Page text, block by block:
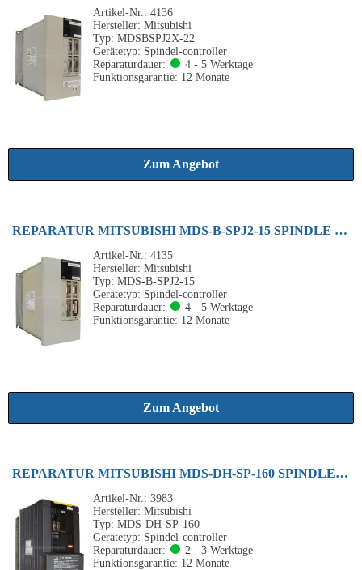
Artikel-Nr.: 4136
Hersteller: Mitsubishi
Typ: MDSBSPJ2X-22
Gerätetyp: Spindel-controller
Reparaturdauer:
4 - 5 Werktage
Funktionsgarantie: 12 Monate
Zum Angebot
REPARATUR MITSUBISHI MDS-B-SPJ2-15 SPINDLE DRIVE UNIT 4.5A
Artikel-Nr.: 4135
Hersteller: Mitsubishi
Typ: MDS-B-SPJ2-15
Gerätetyp: Spindel-controller
Reparaturdauer:
4 - 5 Werktage
Funktionsgarantie: 12 Monate
Zum Angebot
REPARATUR MITSUBISHI MDS-DH-SP-160 SPINDLE DRIVE UNIT 26KW 380VAC
Artikel-Nr.: 3983
Hersteller: Mitsubishi
Typ: MDS-DH-SP-160
Gerätetyp: Spindel-controller
Reparaturdauer:
2 - 3 Werktage
Funktionsgarantie: 12 Monate